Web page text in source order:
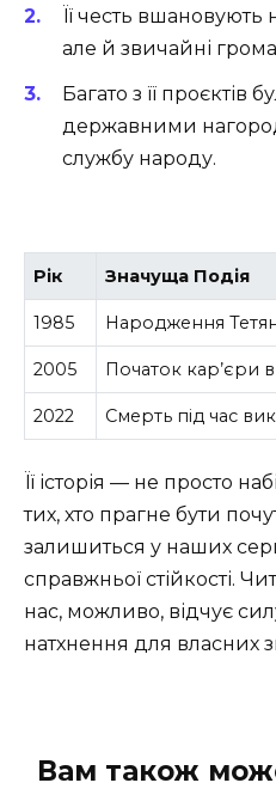
Її честь
але й звичайні
Багато з її проєктів
державними
службу народу.
Рік Значуща Подія
1985 Народження
2005 Початок кар’єри в
2022 Смерть під час
Її історія — не просто
тих, хто прагне бути
залишиться у наших
справжньої стійкості.
нас, можливо, відчує
натхнення для власних
Вам також